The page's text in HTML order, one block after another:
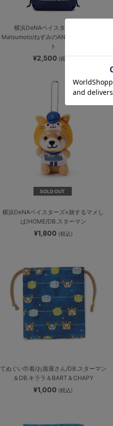
横浜DeNAベイスターズ×Seiji
Matsumoto/ねずみのANDY/レイントー
ト
¥2,500 (税込)
SOLD OUT
横浜DeNAベイスターズ×旅するマメし
ば/HOME/DB.スターマン
¥1,800 (税込)
てぬぐい巾着/お面屋さん/DB.スターマン
＆DB.キララ＆BART＆CHAPY
¥1,000 (税込)